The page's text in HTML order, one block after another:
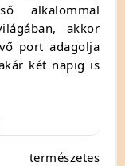
alkalommal
akkor
port adagolja
két napig is